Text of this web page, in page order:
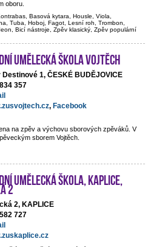
oboru.
Basová kytara, Housle, Viola,
Tuba, Hoboj, Fagot, Lesní roh, Trombon,
Bicí nástroje, Zpěv klasický, Zpěv populární
umělecká škola Vojtěch
Destinové 1, ČESKÉ BUDĚJOVICE
357
, Facebook
na zpěv a výchovu sborových zpěváků. V
sborem Vojtěch.
umělecká škola, Kaplice,
2
2, KAPLICE
727